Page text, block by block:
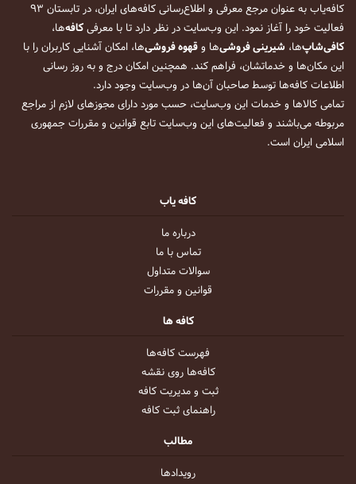
کافه‌یاب به عنوان مرجع معرفی و اطلاع‌رسانی کافه‌های ایران، در تابستان ۹۳
فعالیت خود را آغاز نمود. این وب‌سایت در نظر دارد تا با معرفیکافه‌ها،
کافی‌شاپ‌ها، شیرینی فروشی‌ها وقهوه فروشی‌ها، امکان آشنایی کاربران را با
این مکان‌ها و خدماتشان، فراهم کند. همچنین امکان درج و به روز رسانی
اطلاعات کافه‌ها توسط صاحبان آن‌ها در وب‌سایت وجود دارد.
تمامی کالاها و خدمات این وب‌سایت، حسب مورد دارای مجوزهای لازم از مراجع
مربوطه می‌باشند و فعالیت‌های این وب‌سایت تابع قوانین و مقررات جمهوری
اسلامی ایران است.
کافه یاب
درباره ما
تماس با ما
سوالات متداول
قوانین و مقررات
کافه ها
فهرست کافه‌ها
کافه‌ها روی نقشه
ثبت و مدیریت کافه
راهنمای ثبت کافه
مطالب
رویداد‌ها